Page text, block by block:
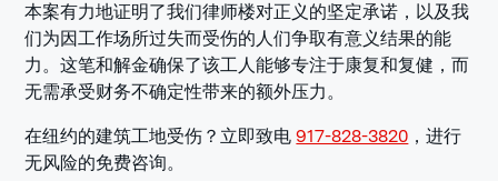
本案有力地证明了我们律师楼对正义的坚定承诺，以及我
们为因工作场所过失而受伤的人们争取有意义结果的能
力。这笔和解金确保了该工人能够专注于康复和复健，而
无需承受财务不确定性带来的额外压力。
在纽约的建筑工地受伤？立即致电917-828-3820 ，进行
无风险的免费咨询。